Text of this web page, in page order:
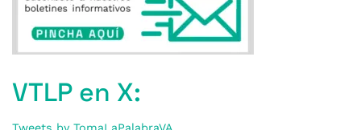
VTLP en X: